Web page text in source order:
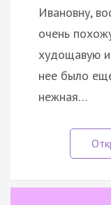
Ивановну,
очень
худощавую
нее было
нежная…